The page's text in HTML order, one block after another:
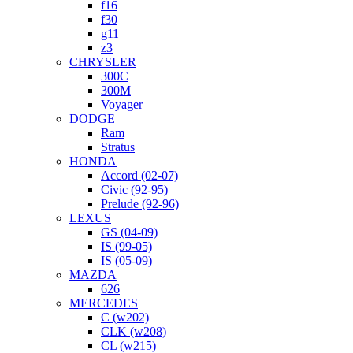
f16
f30
g11
z3
CHRYSLER
300C
300M
Voyager
DODGE
Ram
Stratus
HONDA
Accord (02-07)
Civic (92-95)
Prelude (92-96)
LEXUS
GS (04-09)
IS (99-05)
IS (05-09)
MAZDA
626
MERCEDES
C (w202)
CLK (w208)
CL (w215)